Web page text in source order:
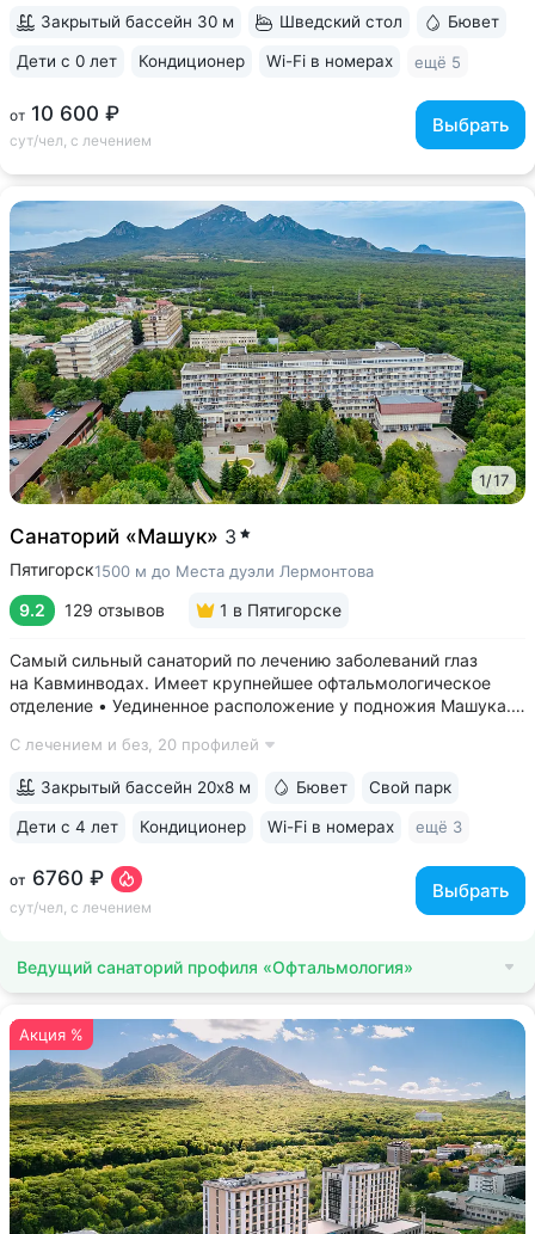
от 10 600 ₽
сут/чел, с лечением
Выбрать
Закрытый бассейн 30 м Шведский стол Бювет
Дети с 0 лет Кондиционер Wi-Fi в номерах ещё 5
1/17
Санаторий «Машук» 3
Пятигорск1500 м до Места дуэли Лермонтова
9.2 129 отзывов 1 в Пятигорске
Самый сильный санаторий по лечению заболеваний глаз
на Кавминводах. Имеет крупнейшее офтальмологическое
отделение • Уединенное расположение у подножия Машука.
площадка Ворота любви, начало терренкура вокруг Машука.
С лечением и без, 20 профилей
от 6760 ₽
сут/чел, с лечением
Выбрать
Закрытый бассейн 20х8 м Бювет Свой парк
Дети с 4 лет Кондиционер Wi-Fi в номерах ещё 3
Ведущий санаторий профиля «Офтальмология»
Акция %